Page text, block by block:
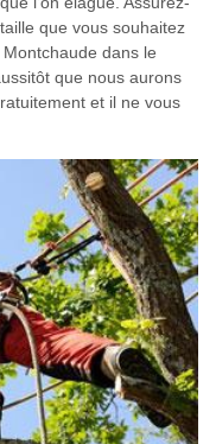
que vous souhaitez
dans le
que nous aurons
et il ne vous